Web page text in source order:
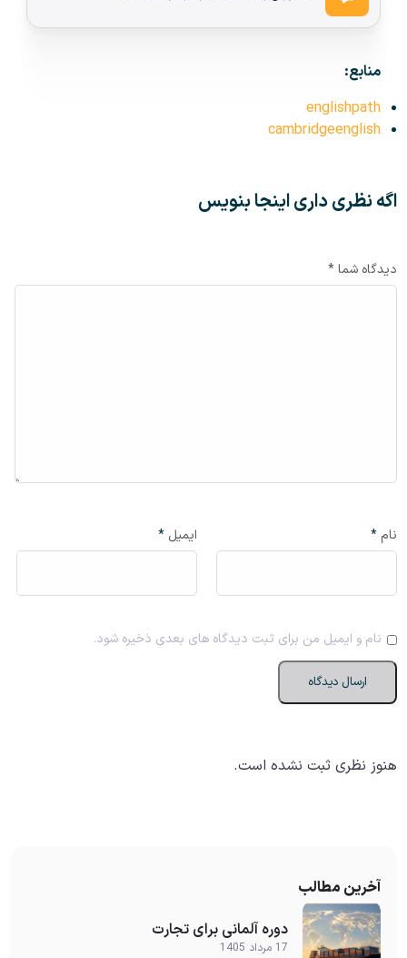
منابع:
englishpath
cambridgeenglish
اگه نظری داری اینجا بنویس
دیدگاه شما *
نام* ایمیل*
نام و ایمیل من برای ثبت دیدگاه های بعدی ذخیره شود.
هنوز نظری ثبت نشده است.
آخرین مطالب
دوره آلمانی برای تجارت
17 مرداد 1405